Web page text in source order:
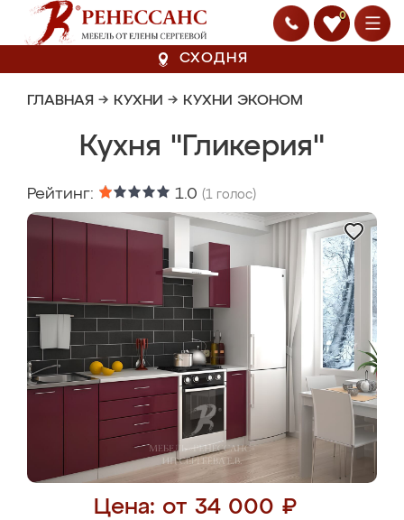
0
СХОДНЯ
ГЛАВНАЯ → КУХНИ → КУХНИ ЭКОНОМ
Кухня "Гликерия"
Рейтинг: 1.0 (1 голос)
Цена: от 34 000 ₽